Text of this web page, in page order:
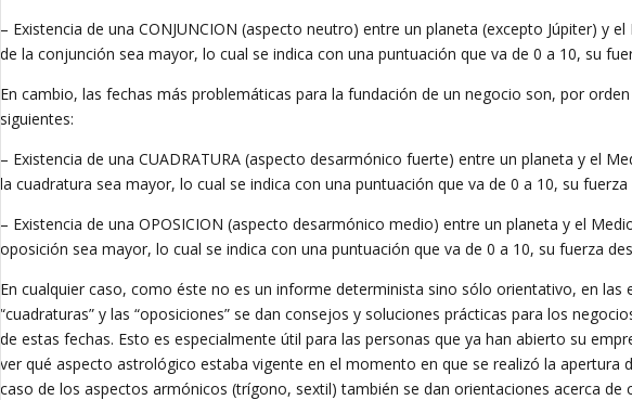
– Existencia de una CONJUNCION (aspecto neutro) entre un planeta (excepto Júpiter) y el
de la conjunción sea mayor, lo cual se indica con una puntuación que va de 0 a 10, su
En cambio, las fechas más problemáticas para la fundación de un negocio son, por
siguientes:
– Existencia de una CUADRATURA (aspecto desarmónico fuerte) entre un planeta y el
la cuadratura sea mayor, lo cual se indica con una puntuación que va de 0 a 10, su
– Existencia de una OPOSICION (aspecto desarmónico medio) entre un planeta y el
oposición sea mayor, lo cual se indica con una puntuación que va de 0 a 10, su fuerza
En cualquier caso, como éste no es un informe determinista sino sólo orientativo, en las
“cuadraturas” y las “oposiciones” se dan consejos y soluciones prácticas para los
de estas fechas. Esto es especialmente útil para las personas que ya han abierto su
ver qué aspecto astrológico estaba vigente en el momento en que se realizó la apertura
caso de los aspectos armónicos (trígono, sextil) también se dan orientaciones acerca de